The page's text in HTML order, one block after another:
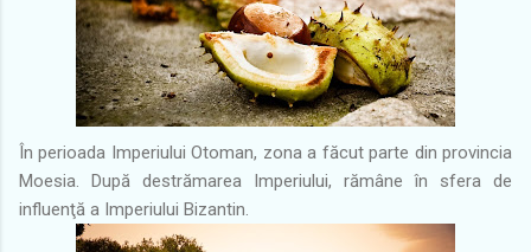
În perioada Imperiului Otoman, zona a făcut parte din provincia
Moesia. După destrămarea Imperiului, rămâne în sfera de
influenţă a Imperiului Bizantin.